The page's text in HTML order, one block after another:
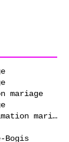
mariage
Château de Ripaille animation mariage
Bogis